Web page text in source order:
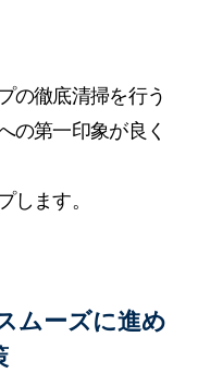
の徹底清掃を行う
の第一印象が良く
します。
ムーズに進め